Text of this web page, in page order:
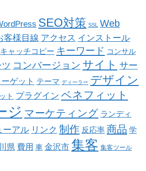
SEO対策 SSL Web
客様目線 アクセス インストール
キャッチコピー キーワード コンサル
コンバージョン サイト サー
ーゲット テーマ ディーラー デザイン
ト プラグイン ベネフィット
ジ マーケティング ランディ
ーアル リンク 制作 反応率 商品 学
県 費用 車 金沢市 集客 集客ツール